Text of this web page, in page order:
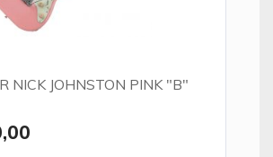
NICK JOHNSTON PINK "B"